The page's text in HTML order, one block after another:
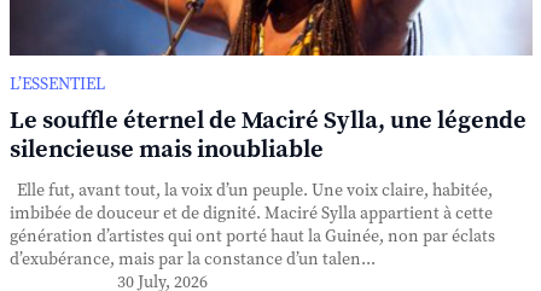
L’ESSENTIEL
Le souffle éternel de Maciré Sylla, une légende
silencieuse mais inoubliable
Elle fut, avant tout, la voix d’un peuple. Une voix claire, habitée,
imbibée de douceur et de dignité. Maciré Sylla appartient à cette
génération d’artistes qui ont porté haut la Guinée, non par éclats
d’exubérance, mais par la constance d’un talen...
30 July, 2026